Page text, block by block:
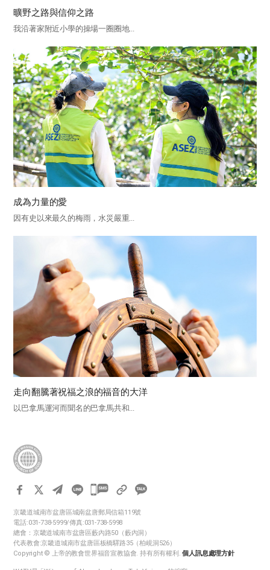
曠野之路與信仰之路
我沿著家附近小學的操場一圈圈地...
成為力量的愛
因有史以來最久的梅雨，水災嚴重...
走向翻騰著祝福之浪的福音的大洋
以巴拿馬運河而聞名的巴拿馬共和...
카
오
톡
공
京畿道城南市盆唐區城南盆唐郵局信箱119號
電話:031-738-5999/傳真:031-738-5998
總會：京畿道城南市盆唐區藪內路50（藪內洞）
代表教會:京畿道城南市盆唐區板橋驛路35（柏峴洞526）
Copyright © 上帝的教會世界福音宣教協會. 持有所有權利.個人訊息處理方針